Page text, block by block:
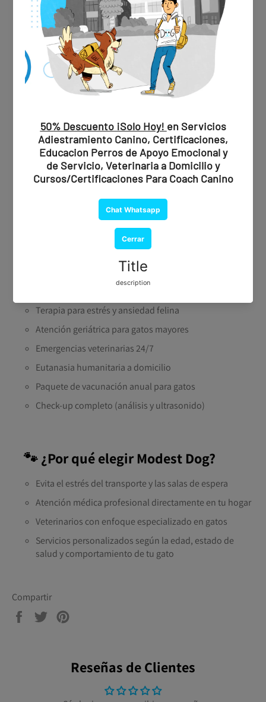
Vacunación (Triple felina, Rabia, Leucemia felina)
Desparasitación interna y externa
Esterilización o castración
Profilaxis dental (limpieza dental)
Corte de uñas
Análisis clínicos (sangre, orina, heces)
Radiografías (2 proyecciones)
Ultrasonido abdominal o torácico
Hospitalización si es necesaria
Cirugías generales y especializadas
Certificado de salud (nacional e internacional)
Tratamiento antipulgas específico para felinos
Manejo de enfermedades infecciosas (FIV, FeLV)
Consulta con especialista felino (dermatología,
Terapia para estrés y ansiedad felina
Atención geriátrica para gatos mayores
Emergencias veterinarias 24/7
Eutanasia humanitaria a domicilio
Paquete de vacunación anual para gatos
Check-up completo (análisis y ultrasonido)
🐾 ¿Por qué elegir Modest Dog?
Evita el estrés del transporte y las salas de espera
Atención médica profesional directamente en tu hogar
Veterinarios con enfoque especializado en gatos
Servicios personalizados según la edad, estado de
salud y comportamiento de tu gato
Compartir
Compartir
Tuitear
Reseñas de Clientes